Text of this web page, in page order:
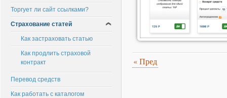
«Пред
Торгует ли сайт ссылками?
Страхование статей
Как застраховать статью
Как продлить страховой
контракт
Перевод средств
Как работать с каталогом